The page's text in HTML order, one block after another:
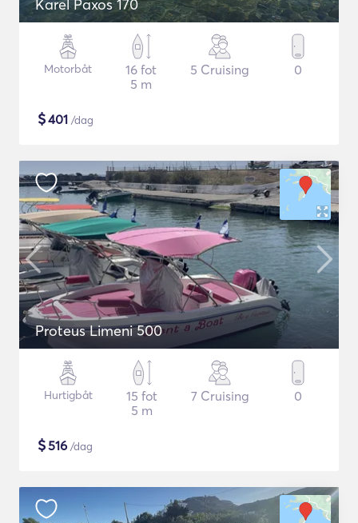
Karel Paxos 170
Motorbåt
16 fot
5 m
5 Cruising 0
$401 /dag
Proteus Limeni 500
Hurtigbåt
15 fot
5 m
7 Cruising 0
$516 /dag